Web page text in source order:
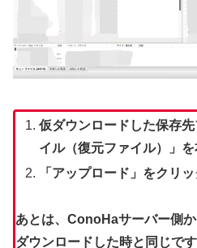
仮ダウンロードした保存
イル（復元ファイル）」
「アップロード」をクリッ
あとは、ConoHaサーバー側
ダウンロードした時と同じです